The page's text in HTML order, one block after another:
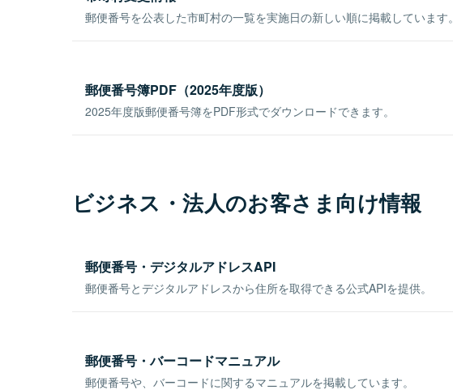
郵便番号を公表した市町村の一覧を実施日の新しい順に掲載しています。
郵便番号簿PDF（2025年度版）
2025年度版郵便番号簿をPDF形式でダウンロードできます。
ビジネス・法人のお客さま向け情報
郵便番号・デジタルアドレスAPI
郵便番号とデジタルアドレスから住所を取得できる公式APIを提供。
郵便番号・バーコードマニュアル
郵便番号や、バーコードに関するマニュアルを掲載しています。